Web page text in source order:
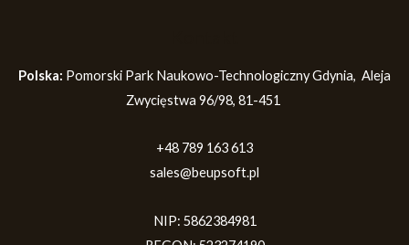
Polska: Pomorski Park Naukowo-Technologiczny Gdynia, Aleja
Zwycięstwa 96/98, 81-451
+48 789 163 613
sales@beupsoft.pl
NIP: 5862384981